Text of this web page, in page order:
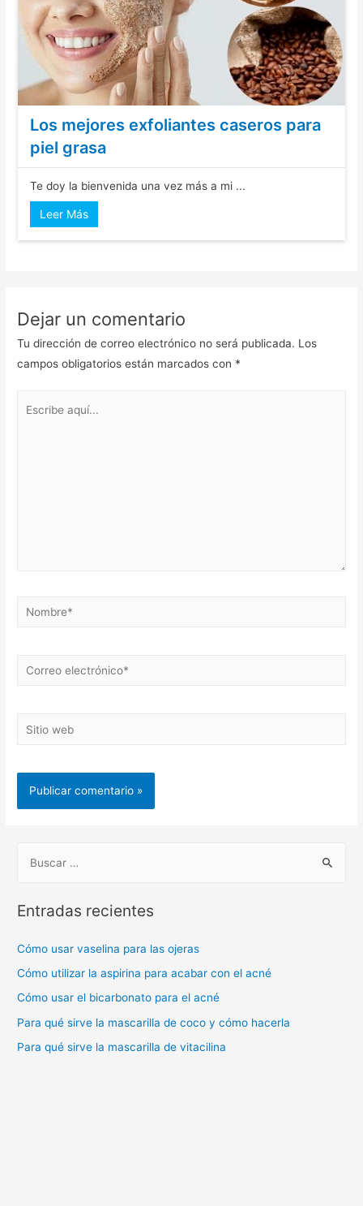
Los mejores exfoliantes caseros para
piel grasa
Te doy la bienvenida una vez más a mi ...
Leer Más
Dejar un comentario
Tu dirección de correo electrónico no será publicada. Los
campos obligatorios están marcados con *
Nombre*
Correo
Sitio
c
Entradas recientes
Cómo usar vaselina para las ojeras
Cómo utilizar la aspirina para acabar con el acné
Cómo usar el bicarbonato para el acné
Para qué sirve la mascarilla de coco y cómo hacerla
Para qué sirve la mascarilla de vitacilina